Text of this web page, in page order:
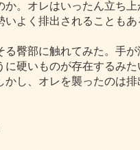
か。オレはいったん立ち
いよく排出されることも
臀部に触れてみた。手
に硬いものが存在するみ
かし、オレを襲ったのは